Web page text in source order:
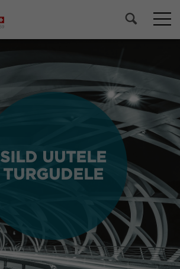
SILD UUTELE
TURGUDELE
SILD UUTELE
TURGUDELE